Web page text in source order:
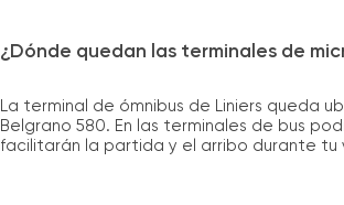
¿Dónde quedan las terminales de
La terminal de ómnibus de Liniers queda
Belgrano 580. En las terminales de bus
facilitarán la partida y el arribo durante tu